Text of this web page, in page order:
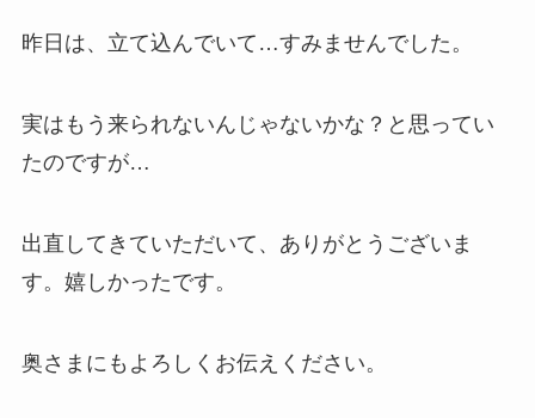
昨日は、立て込んでいて…すみませんでした。
実はもう来られないんじゃないかな？と思ってい
たのですが…
出直してきていただいて、ありがとうございま
す。嬉しかったです。
奥さまにもよろしくお伝えください。